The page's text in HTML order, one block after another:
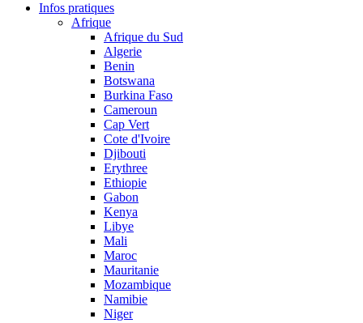
Infos pratiques
Afrique
Afrique du Sud
Algerie
Benin
Botswana
Burkina Faso
Cameroun
Cap Vert
Cote d'Ivoire
Djibouti
Erythree
Ethiopie
Gabon
Kenya
Libye
Mali
Maroc
Mauritanie
Mozambique
Namibie
Niger